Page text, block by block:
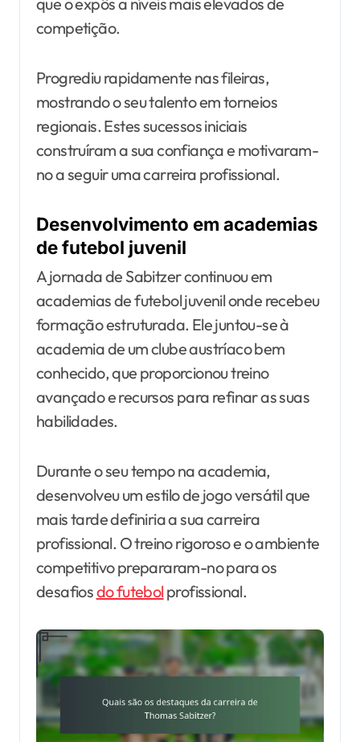
competição.
Progrediu rapidamente nas fileiras,
mostrando o seu talento em torneios
regionais. Estes sucessos iniciais
construíram a sua confiança e motivaram-
no a seguir uma carreira profissional.
Desenvolvimento em academias
de futebol juvenil
A jornada de Sabitzer continuou em
academias de futebol juvenil onde recebeu
formação estruturada. Ele juntou-se à
academia de um clube austríaco bem
conhecido, que proporcionou treino
avançado e recursos para refinar as suas
habilidades.
Durante o seu tempo na academia,
desenvolveu um estilo de jogo versátil que
mais tarde definiria a sua carreira
profissional. O treino rigoroso e o ambiente
competitivo prepararam-no para os
desafiosdo futebolprofissional.